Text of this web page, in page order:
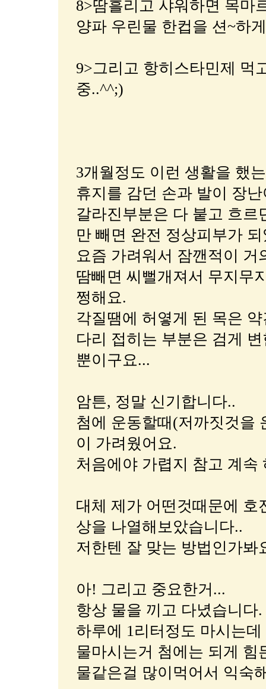
8>땀흘리고 샤워하면 목마
양파 우린물 한컵을 션~하
9>그리고 항히스타민제 먹
중..^^;)
3개월정도 이런 생활을 했
휴지를 감던 손과 발이 장
갈라진부분은 다 붙고 흐
만 빼면 완전 정상피부가
요즘 가려워서 잠깬적이
땀빼면 씨뻘개져서 무지무
쩡해요.
각질땜에 허옇게 된 목은
다리 접히는 부분은 검게
뿐이구요...
암튼, 정말 신기합니다..
첨에 운동할때(저까짓것을
이 가려웠어요.
처음에야 가렵지 참고 계속
대체 제가 어떤것때문에 호
상을 나열해보았습니다..
저한텐 잘 맞는 방법인가봐
아! 그리고 중요한거...
항상 물을 끼고 다녔습니다.
하루에 1리터정도 마시는
물마시는거 첨에는 되게
물같은걸 많이먹어서 익숙